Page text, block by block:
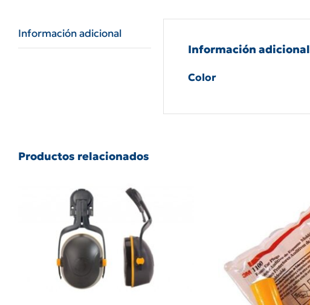
Información adicional
Información adicional
Color
Productos relacionados